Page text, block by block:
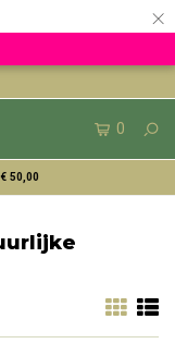
×
0
50,00